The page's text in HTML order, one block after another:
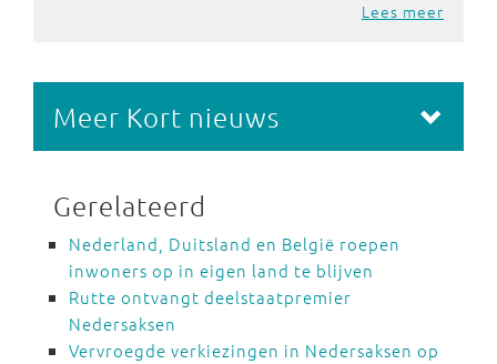
Lees meer
Meer Kort nieuws
Gerelateerd
Nederland, Duitsland en België roepen
inwoners op in eigen land te blijven
Rutte ontvangt deelstaatpremier
Nedersaksen
Vervroegde verkiezingen in Nedersaksen op